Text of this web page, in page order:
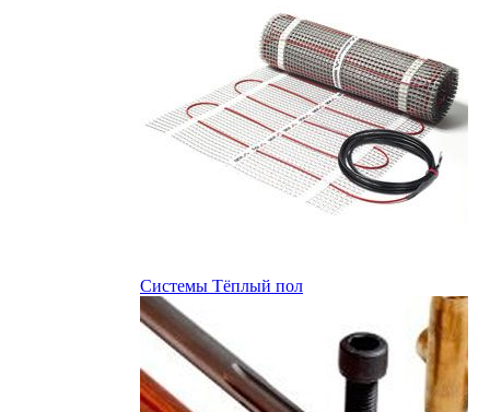
Системы Тёплый пол